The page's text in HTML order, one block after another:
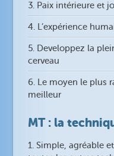
3. Paix intérieure et
4. L’expérience
5. Developpez la
cerveau
6. Le moyen le plus
meilleur
MT : la
1. Simple, agréable